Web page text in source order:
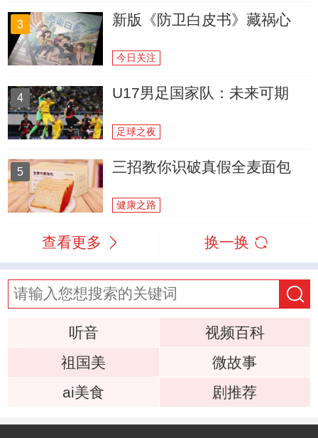
3 新版《防卫白皮书》藏祸心
今日关注
4 U17男足国家队：未来可期
足球之夜
5 三招教你识破真假全麦面包
健康之路
查看更多 换一换
听音
视频百科
祖国美
微故事
ai美食
剧推荐